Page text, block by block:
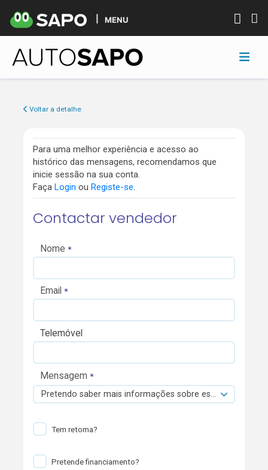
MENU
Voltar a detalhe
Para uma melhor experiência e acesso ao
histórico das mensagens, recomendamos que
inicie sessão na sua conta.
Faça Login ou Registe-se.
Contactar vendedor
Nome
Email
Telemóvel
Mensagem
Pretendo saber mais informações sobre esta viatura.
Tem retoma?
Pretende financiamento?